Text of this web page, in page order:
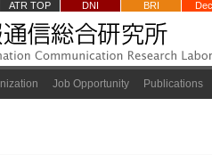
ATR TOP DNI BRI
Job Opportunity Publications